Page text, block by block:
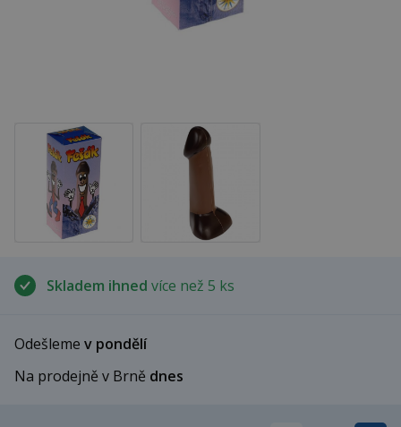
Skladem ihned více než 5 ks
Odešleme v pondělí
Na prodejně v Brně dnes